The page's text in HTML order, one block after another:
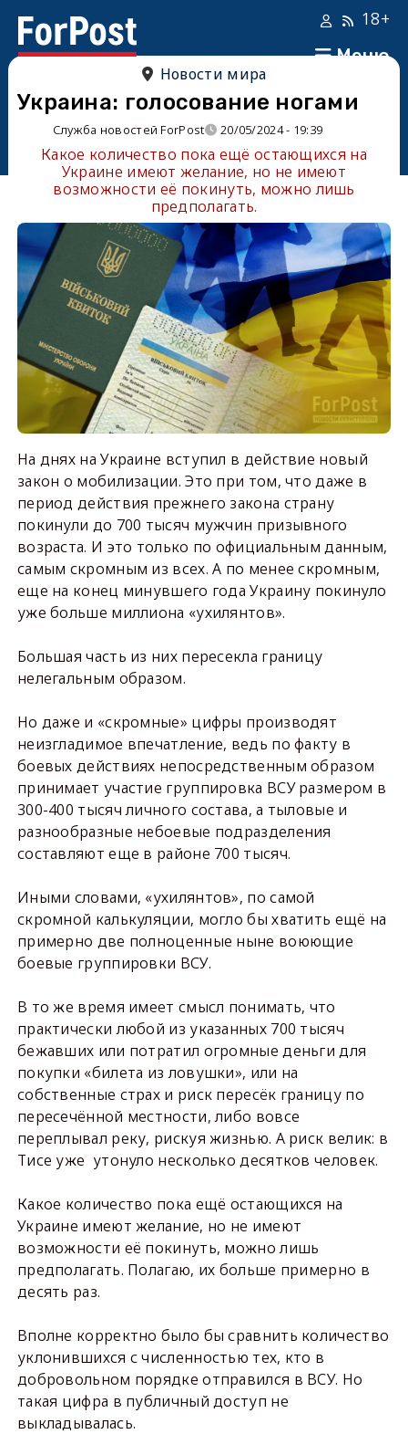
Меню
18+
Новости мира
Украина: голосование ногами
Служба новостей ForPost 20/05/2024 - 19:39
Какое количество пока ещё остающихся на
Украине имеют желание, но не имеют
возможности её покинуть, можно лишь
предполагать.
На днях на Украине вступил в действие новый
закон о мобилизации. Это при том, что даже в
период действия прежнего закона страну
покинули до 700 тысяч мужчин призывного
возраста. И это только по официальным данным,
самым скромным из всех. А по менее скромным,
еще на конец минувшего года Украину покинуло
уже больше миллиона «ухилянтов».
Большая часть из них пересекла границу
нелегальным образом.
Но даже и «скромные» цифры производят
неизгладимое впечатление, ведь по факту в
боевых действиях непосредственным образом
принимает участие группировка ВСУ размером в
300-400 тысяч личного состава, а тыловые и
разнообразные небоевые подразделения
составляют еще в районе 700 тысяч.
Иными словами, «ухилянтов», по самой
скромной калькуляции, могло бы хватить ещё на
примерно две полноценные ныне воюющие
боевые группировки ВСУ.
В то же время имеет смысл понимать, что
практически любой из указанных 700 тысяч
бежавших или потратил огромные деньги для
покупки «билета из ловушки», или на
собственные страх и риск пересёк границу по
пересечённой местности, либо вовсе
переплывал реку, рискуя жизнью. А риск велик: в
Тисе уже утонуло несколько десятков человек.
Какое количество пока ещё остающихся на
Украине имеют желание, но не имеют
возможности её покинуть, можно лишь
предполагать. Полагаю, их больше примерно в
десять раз.
Вполне корректно было бы сравнить количество
уклонившихся с численностью тех, кто в
добровольном порядке отправился в ВСУ. Но
такая цифра в публичный доступ не
выкладывалась.